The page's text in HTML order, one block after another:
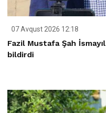
07 Avqust 2026 12:18
Fazil Mustafa Şah
bildirdi